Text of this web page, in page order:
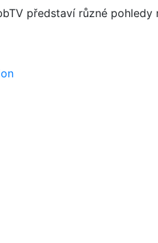
představí různé pohledy